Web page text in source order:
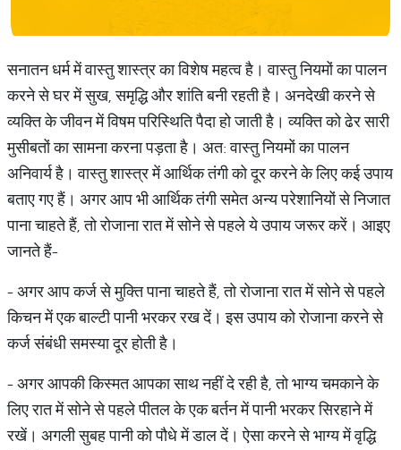
सनातन धर्म में वास्तु शास्त्र का विशेष महत्व है। वास्तु नियमों का पालन
करने से घर में सुख, समृद्धि और शांति बनी रहती है। अनदेखी करने से
व्यक्ति के जीवन में विषम परिस्थिति पैदा हो जाती है। व्यक्ति को ढेर सारी
मुसीबतों का सामना करना पड़ता है। अत: वास्तु नियमों का पालन
अनिवार्य है। वास्तु शास्त्र में आर्थिक तंगी को दूर करने के लिए कई उपाय
बताए गए हैं। अगर आप भी आर्थिक तंगी समेत अन्य परेशानियों से निजात
पाना चाहते हैं, तो रोजाना रात में सोने से पहले ये उपाय जरूर करें। आइए
जानते हैं-
- अगर आप कर्ज से मुक्ति पाना चाहते हैं, तो रोजाना रात में सोने से पहले
किचन में एक बाल्टी पानी भरकर रख दें। इस उपाय को रोजाना करने से
कर्ज संबंधी समस्या दूर होती है।
- अगर आपकी किस्मत आपका साथ नहीं दे रही है, तो भाग्य चमकाने के
लिए रात में सोने से पहले पीतल के एक बर्तन में पानी भरकर सिरहाने में
रखें। अगली सुबह पानी को पौधे में डाल दें। ऐसा करने से भाग्य में वृद्धि